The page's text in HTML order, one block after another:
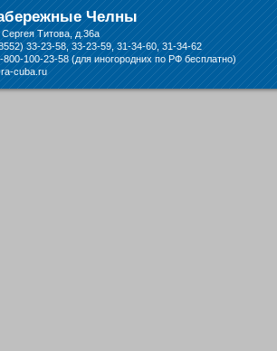
по кругу в
Челны
Сергея Титова, д.36а
33-23-58, 33-23-59, 31-34-60, 31-34-62
800-100-23-58 (для иногородних по РФ бесплатно)
cuba.ru